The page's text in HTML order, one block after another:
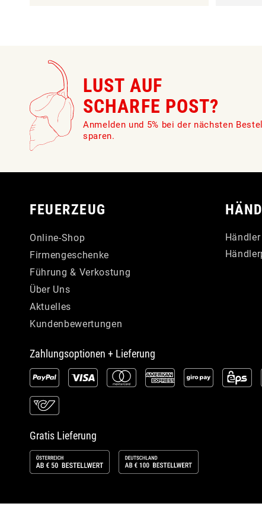
LUST AUF
SCHARFE POST?
Anmelden und 5% bei der nächsten
sparen.
FEUERZEUG
Online-Shop
Firmengeschenke
Führung & Verkostung
Über Uns
Aktuelles
Kundenbewertungen
Zahlungsoptionen + Lieferung
Gratis Lieferung